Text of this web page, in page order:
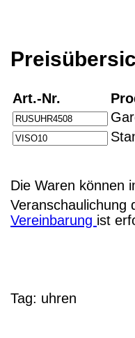
Art.-Nr.
Die Waren können
Veranschaulichung
Vereinbarung ist
Tag: uhren